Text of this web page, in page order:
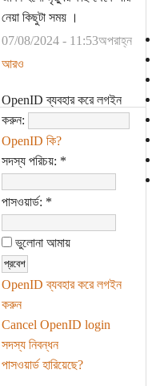
নেয়া কিছুটা সময় ।
07/08/2024 - 11:53অপরাহ্ন
আরও
OpenID ব্যবহার করে লগইন
করুন:
OpenID কি?
সদস্য পরিচয়: *
পাসওয়ার্ড: *
ভুলোনা আমায়
OpenID ব্যবহার করে লগইন
করুন
Cancel OpenID login
সদস্য নিবন্ধন
পাসওয়ার্ড হারিয়েছে?